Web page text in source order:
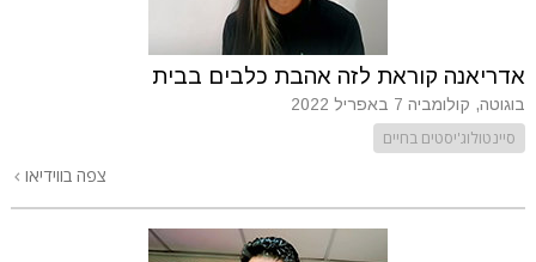
אדריאנה קוראת לזה אהבת כלבים בבית
בוגוטה, קולומביה 7 באפריל 2022
סיינטולוג'יסטים בחיים
צפה בווידיאו